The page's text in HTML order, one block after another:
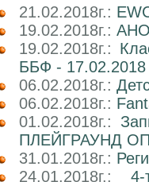
21.02.2018г.:
19.02.2018г.:
19.02.2018г.:
ББФ - 17.02.2018
06.02.2018г.:
06.02.2018г.:
01.02.2018г.:
ПЛЕЙГРАУНД
31.01.2018г.:
24.01.2018г.: